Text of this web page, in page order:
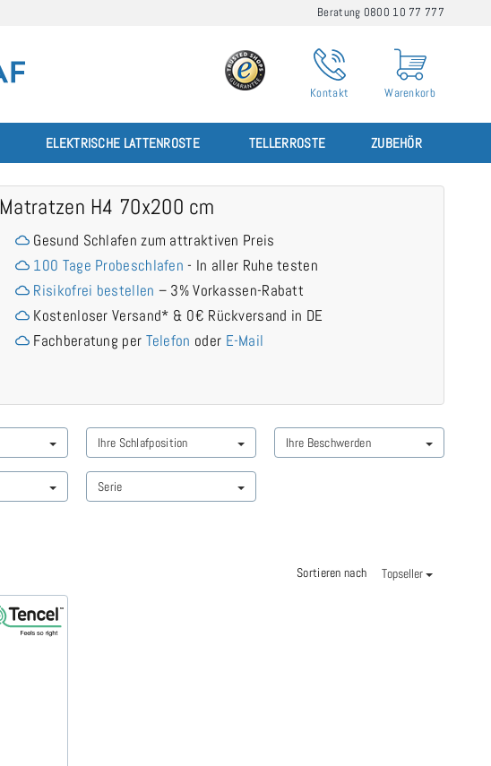
Beratung 0800 10 77 777
Kontakt Warenkorb
ELEKTRISCHE LATTENROSTE TELLERROSTE ZUBEHÖR
Matratzen H4 70x200 cm
Gesund Schlafen zum attraktiven Preis
100 Tage Probeschlafen - In aller Ruhe testen
Risikofrei bestellen – 3% Vorkassen-Rabatt
Kostenloser Versand* & 0€ Rückversand in DE
Fachberatung per Telefon oder E-Mail
Ihre Schlafposition Ihre Beschwerden
Serie
Sortieren nach Topseller